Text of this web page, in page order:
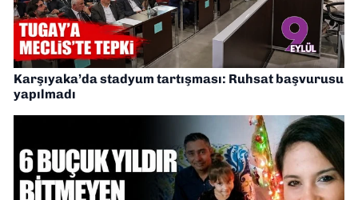
Karşıyaka’da stadyum tartışması: Ruhsat başvurusu
yapılmadı